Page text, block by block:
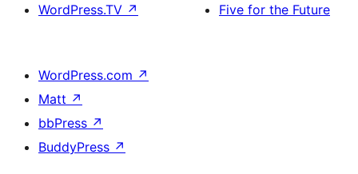
WordPress.TV ↗
Five for the Future
WordPress.com ↗
Matt ↗
bbPress ↗
BuddyPress ↗